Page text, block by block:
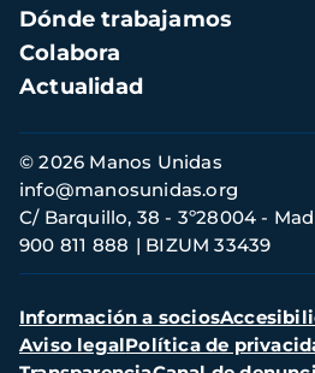
Dónde trabajamos
Colabora
Actualidad
Información
de
contacto
© 2026 Manos Unidas
C/ Barquillo, 38 - 3º28004 -
900 811 888
BIZUM 33439
info@manosunidas.org
Menú
secundario
Información a socios
Aviso legalPolítica de